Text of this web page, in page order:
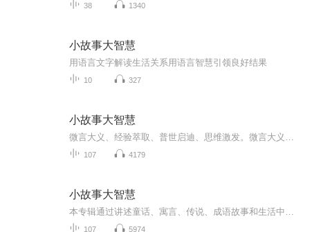
38 1340
小故事大智慧
用语言文字解读生活关系用语言智慧引领良好结果
10 327
小故事大智慧
107 4179
小故事大智慧
107 5974